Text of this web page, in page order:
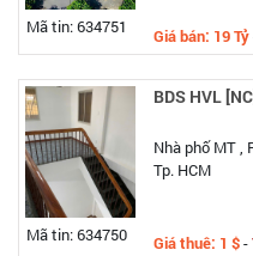
Mã tin: 634751 Giá bán: 19 Tỷ
Mã tin: 634750
BDS HVL
Nhà phố MT ,
Tp. HCM
Giá thuê: 1 $-